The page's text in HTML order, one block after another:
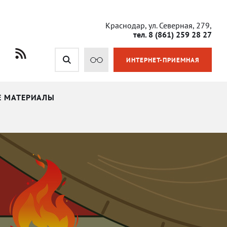
Краснодар, ул. Северная, 279,
тел. 8 (861) 259 28 27
ИНТЕРНЕТ-ПРИЕМНАЯ
МАТЕРИАЛЫ